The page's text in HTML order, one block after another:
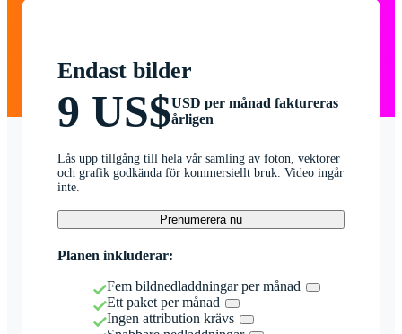
Endast bilder
9 US$USD per månad faktureras
årligen
Lås upp tillgång till hela vår samling av foton, vektorer
och grafik godkända för kommersiellt bruk. Video ingår
inte.
Prenumerera nu
Planen inkluderar:
Fem bildnedladdningar per månad
Ett paket per månad
Ingen attribution krävs